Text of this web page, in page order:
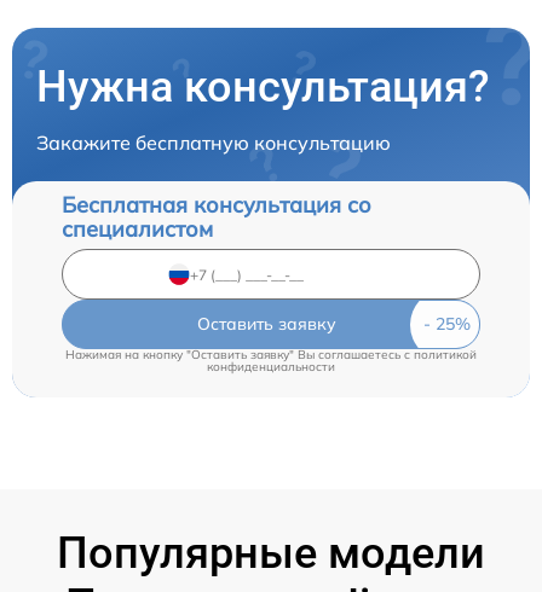
Нужна консультация?
Закажите бесплатную консультацию
Бесплатная консультация со
специалистом
Оставить заявку
Нажимая на кнопку "Оставить заявку" Вы соглашаетесь c политикой
конфиденциальности
Популярные модели